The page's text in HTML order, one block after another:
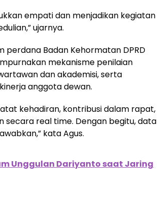
empati dan menjadikan kegiatan
ujarnya.
perdana Badan Kehormatan DPRD
mekanisme penilaian
dan akademisi, serta
anggota dewan.
kehadiran, kontribusi dalam rapat,
secara real time. Dengan begitu, data
kata Agus.
Unggulan Dariyanto saat Jaring